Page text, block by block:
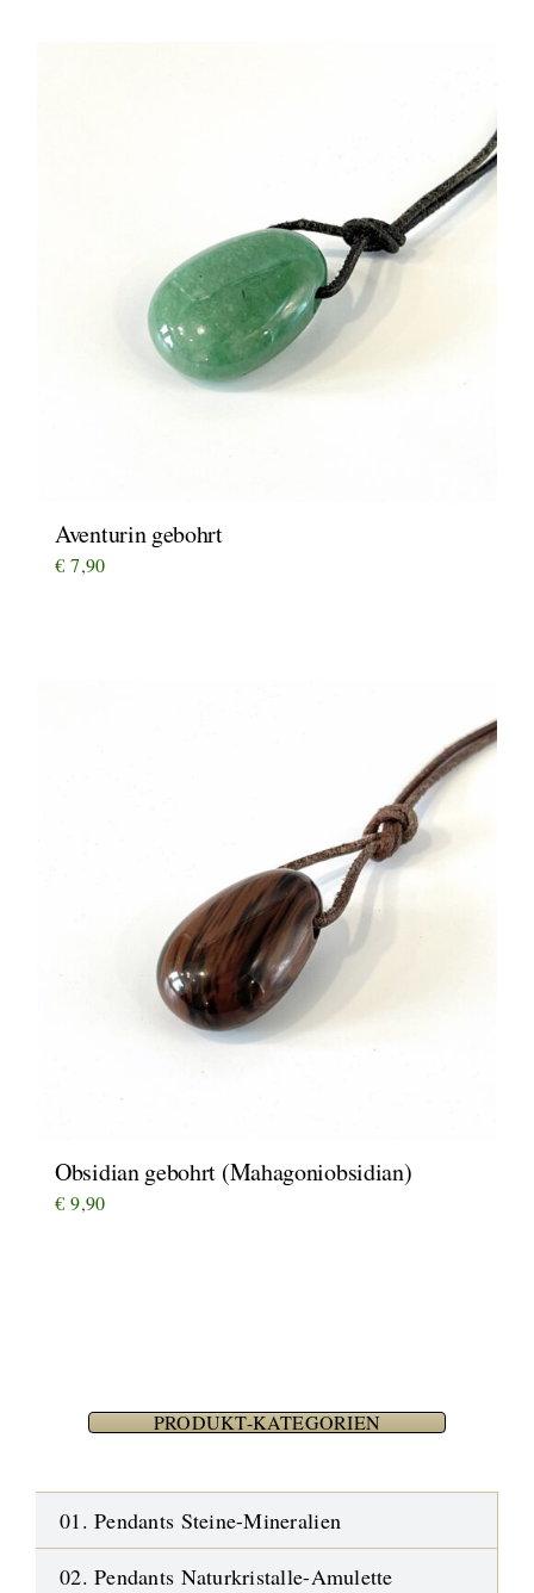
Aventurin gebohrt
€ 7,90
Obsidian gebohrt (Mahagoniobsidian)
€ 9,90
PRODUKT-KATEGORIEN
01. Pendants Steine-Mineralien
02. Pendants Naturkristalle-Amulette